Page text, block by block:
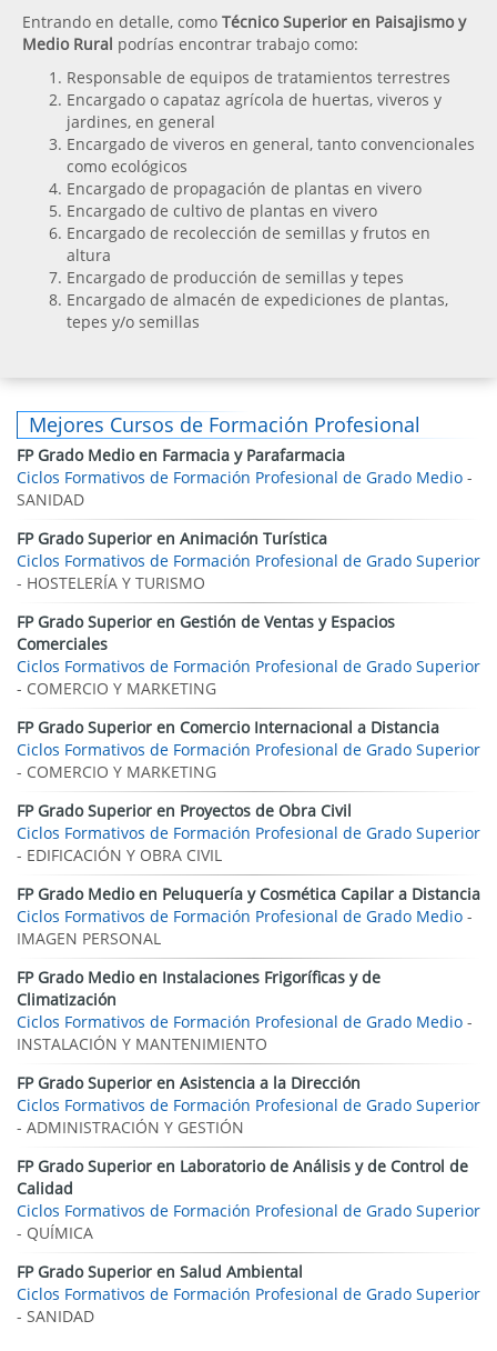
Entrando en detalle, como Técnico Superior en Paisajismo y
Medio Rural podrías encontrar trabajo como:
Responsable de equipos de tratamientos terrestres
Encargado o capataz agrícola de huertas, viveros y
jardines, en general
Encargado de viveros en general, tanto convencionales
como ecológicos
Encargado de propagación de plantas en vivero
Encargado de cultivo de plantas en vivero
Encargado de recolección de semillas y frutos en
altura
Encargado de producción de semillas y tepes
Encargado de almacén de expediciones de plantas,
tepes y/o semillas
Mejores Cursos de Formación Profesional
FP Grado Medio en Farmacia y Parafarmacia
Ciclos Formativos de Formación Profesional de Grado Medio -
SANIDAD
FP Grado Superior en Animación Turística
Ciclos Formativos de Formación Profesional de Grado Superior
- HOSTELERÍA Y TURISMO
FP Grado Superior en Gestión de Ventas y Espacios
Comerciales
Ciclos Formativos de Formación Profesional de Grado Superior
- COMERCIO Y MARKETING
FP Grado Superior en Comercio Internacional a Distancia
Ciclos Formativos de Formación Profesional de Grado Superior
- COMERCIO Y MARKETING
FP Grado Superior en Proyectos de Obra Civil
Ciclos Formativos de Formación Profesional de Grado Superior
- EDIFICACIÓN Y OBRA CIVIL
FP Grado Medio en Peluquería y Cosmética Capilar a Distancia
Ciclos Formativos de Formación Profesional de Grado Medio -
IMAGEN PERSONAL
FP Grado Medio en Instalaciones Frigoríficas y de
Climatización
Ciclos Formativos de Formación Profesional de Grado Medio -
INSTALACIÓN Y MANTENIMIENTO
FP Grado Superior en Asistencia a la Dirección
Ciclos Formativos de Formación Profesional de Grado Superior
- ADMINISTRACIÓN Y GESTIÓN
FP Grado Superior en Laboratorio de Análisis y de Control de
Calidad
Ciclos Formativos de Formación Profesional de Grado Superior
- QUÍMICA
FP Grado Superior en Salud Ambiental
Ciclos Formativos de Formación Profesional de Grado Superior
- SANIDAD